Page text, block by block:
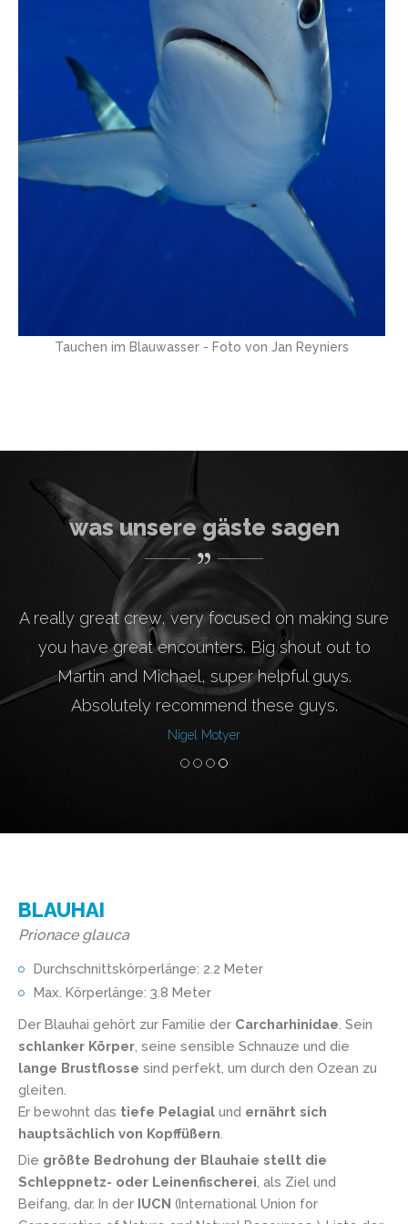
Tauchen im Blauwasser - Foto von Jan Reyniers
was unsere gäste sagen
A really great crew, very focused on making sure
you have great encounters. Big shout out to
Martin and Michael, super helpful guys.
Absolutely recommend these guys.
Nigel Motyer
BLAUHAI
Prionace glauca
Durchschnittskörperlänge: 2.2 Meter
Max. Körperlänge: 3.8 Meter
Der Blauhai gehört zur Familie der Carcharhinidae . Sein
schlanker Körper , seine sensible Schnauze und die
lange Brustflosse sind perfekt, um durch den Ozean zu
gleiten.
Er bewohnt das tiefe Pelagial und ernährt sich
hauptsächlich von Kopffüßern
Die größte Bedrohung der Blauhaie stellt die
Schleppnetz- oder Leinenfischerei , als Ziel und
Beifang, dar. In der IUCN (International Union for